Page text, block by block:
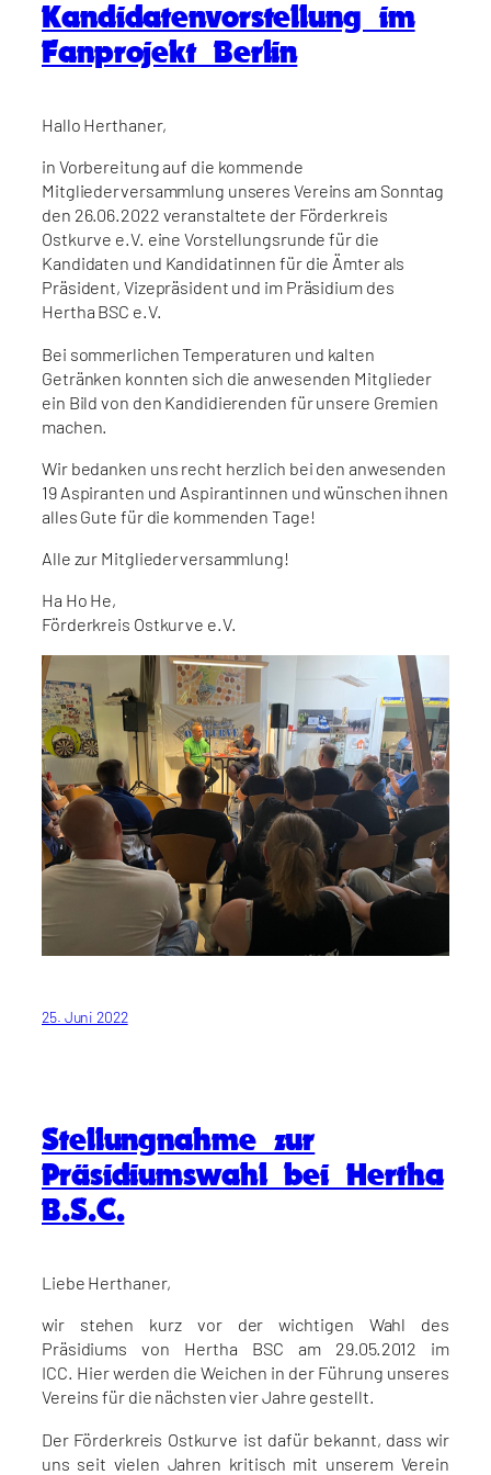
Kandidatenvorstellung im
Fanprojekt Berlin
Hallo Herthaner,
in Vorbereitung auf die kommende
Mitgliederversammlung unseres Vereins am Sonntag
den 26.06.2022 veranstaltete der Förderkreis
Ostkurve e.V. eine Vorstellungsrunde für die
Kandidaten und Kandidatinnen für die Ämter als
Präsident, Vizepräsident und im Präsidium des
Hertha BSC e.V.
Bei sommerlichen Temperaturen und kalten
Getränken konnten sich die anwesenden Mitglieder
ein Bild von den Kandidierenden für unsere Gremien
machen.
Wir bedanken uns recht herzlich bei den anwesenden
19 Aspiranten und Aspirantinnen und wünschen ihnen
alles Gute für die kommenden Tage!
Alle zur Mitgliederversammlung!
Ha Ho He,
Förderkreis Ostkurve e.V.
25. Juni 2022
Stellungnahme zur
Präsidiumswahl bei Hertha
B.S.C.
Liebe Herthaner,
wir stehen kurz vor der wichtigen Wahl des
Präsidiums von Hertha BSC am 29.05.2012 im
ICC. Hier werden die Weichen in der Führung unseres
Vereins für die nächsten vier Jahre gestellt.
Der Förderkreis Ostkurve ist dafür bekannt, dass wir
uns seit vielen Jahren kritisch mit unserem Verein